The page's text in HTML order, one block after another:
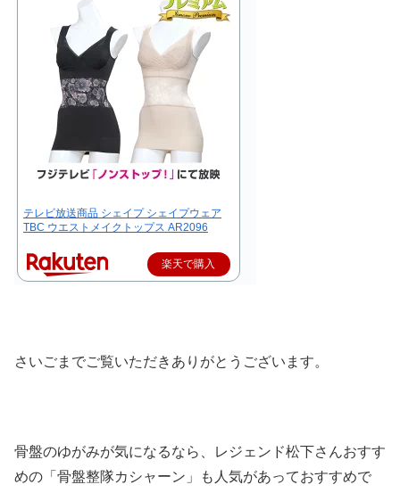
テレビ放送商品 シェイプ シェイプウェア
TBC ウエストメイクトップス AR2096
楽天で購入
さいごまでご覧いただきありがとうございます。
骨盤のゆがみが気になるなら、レジェンド松下さんおすす
めの「骨盤整隊カシャーン」も人気があっておすすめで